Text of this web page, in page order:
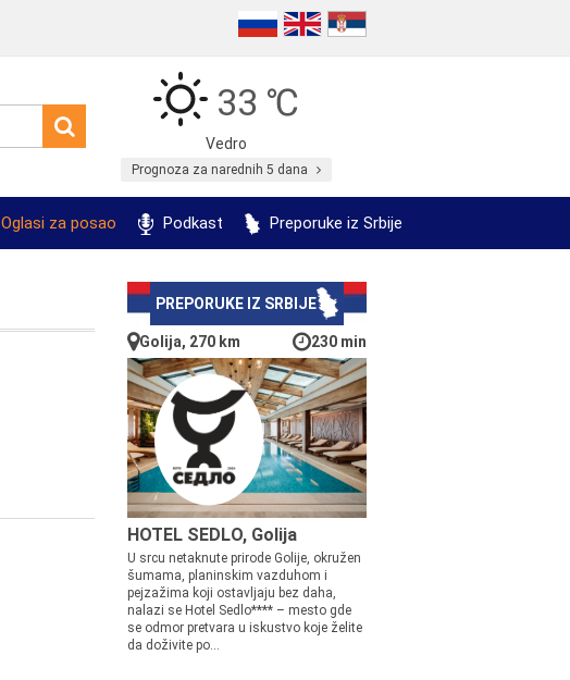
33 ℃
Vedro
Prognoza za narednih 5 dana
Oglasi za posao Podkast Preporuke iz Srbije
PREPORUKE IZ SRBIJE
Golija, 270 km 230 min
HOTEL SEDLO, Golija
U srcu netaknute prirode Golije, okružen
šumama, planinskim vazduhom i
pejzažima koji ostavljaju bez daha,
nalazi se Hotel Sedlo**** – mesto gde
se odmor pretvara u iskustvo koje želite
da doživite po...